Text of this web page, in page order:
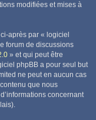
modifiées et mises à
après par « logiciel
forum de discussions
» et qui peut être
phpBB a pour seul but
ne peut en aucun cas
que nous
concernant